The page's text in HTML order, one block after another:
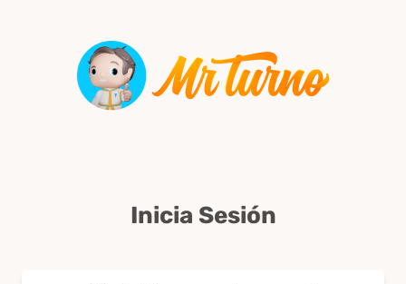
Inicia Sesión